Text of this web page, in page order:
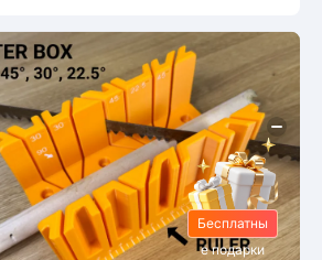
Бесплатны
е подарки